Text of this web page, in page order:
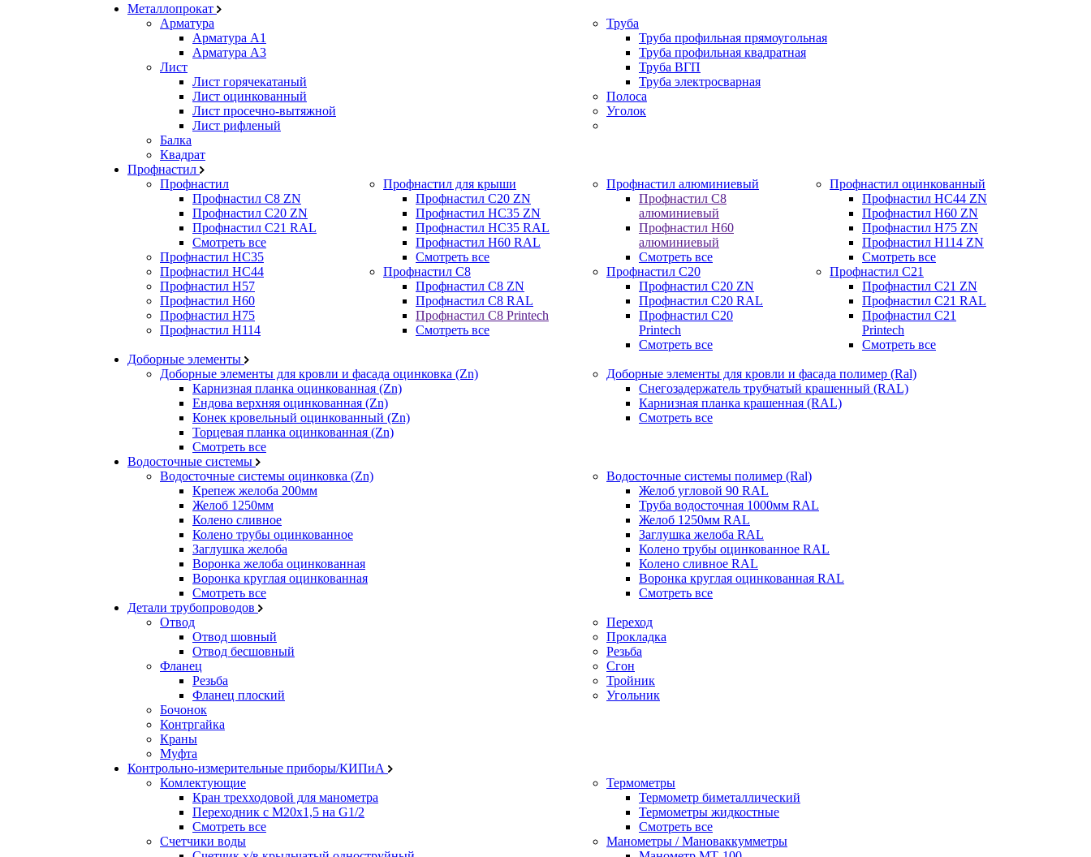
Металлопрокат
Арматура
Арматура А1
Арматура А3
Лист
Лист горячекатаный
Лист оцинкованный
Лист просечно-вытяжной
Лист рифленый
Балка
Квадрат
Труба
Труба профильная прямоугольная
Труба профильная квадратная
Труба ВГП
Труба электросварная
Полоса
Уголок
Профнастил
Профнастил
Профнастил С8 ZN
Профнастил С20 ZN
Профнастил С21 RAL
Смотреть все
Профнастил HC35
Профнастил HC44
Профнастил H57
Профнастил H60
Профнастил H75
Профнастил H114
Профнастил для крыши
Профнастил С20 ZN
Профнастил НС35 ZN
Профнастил НС35 RAL
Профнастил Н60 RAL
Смотреть все
Профнастил C8
Профнастил С8 ZN
Профнастил С8 RAL
Профнастил С8 Printech
Смотреть все
Профнастил алюминиевый
Профнастил С8
алюминиевый
Профнастил Н60
алюминиевый
Смотреть все
Профнастил C20
Профнастил С20 ZN
Профнастил С20 RAL
Профнастил С20
Printech
Смотреть все
Профнастил оцинкованный
Профнастил НС44 ZN
Профнастил Н60 ZN
Профнастил Н75 ZN
Профнастил Н114 ZN
Смотреть все
Профнастил C21
Профнастил С21 ZN
Профнастил С21 RAL
Профнастил С21
Printech
Смотреть все
Доборные элементы
Доборные элементы для кровли и фасада оцинковка (Zn)
Карнизная планка оцинкованная (Zn)
Ендова верхняя оцинкованная (Zn)
Конек кровельный оцинкованный (Zn)
Торцевая планка оцинкованная (Zn)
Смотреть все
Доборные элементы для кровли и фасада полимер (Ral)
Снегозадержатель трубчатый крашенный (RAL)
Карнизная планка крашенная (RAL)
Смотреть все
Водосточные системы
Водосточные системы оцинковка (Zn)
Крепеж желоба 200мм
Желоб 1250мм
Колено сливное
Колено трубы оцинкованное
Заглушка желоба
Воронка желоба оцинкованная
Воронка круглая оцинкованная
Смотреть все
Водосточные системы полимер (Ral)
Желоб угловой 90 RAL
Труба водосточная 1000мм RAL
Желоб 1250мм RAL
Заглушка желоба RAL
Колено трубы оцинкованное RAL
Колено сливное RAL
Воронка круглая оцинкованная RAL
Смотреть все
Детали трубопроводов
Отвод
Отвод шовный
Отвод бесшовный
Фланец
Резьба
Фланец плоский
Бочонок
Контргайка
Краны
Муфта
Переход
Прокладка
Резьба
Сгон
Тройник
Угольник
Контрольно-измерительные приборы/КИПиА
Комлектующие
Кран трехходовой для манометра
Переходник с М20х1,5 на G1/2
Смотреть все
Счетчики воды
Термометры
Термометр биметаллический
Термометры жидкостные
Смотреть все
Манометры / Мановаккумметры